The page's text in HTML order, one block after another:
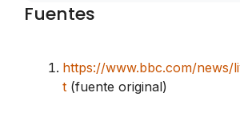
Fuentes
https://www.bbc.com/news/
t (fuente original)